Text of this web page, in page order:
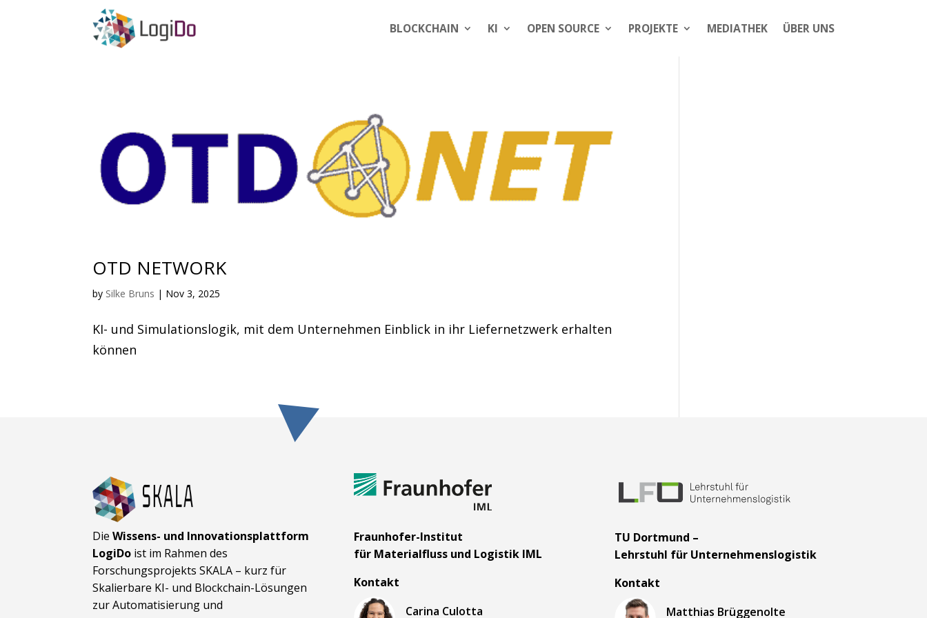
BLOCKCHAIN KI OPEN SOURCE PROJEKTE MEDIATHEK ÜBER UNS
OTD NETWORK
by Silke Bruns | Nov 3, 2025
KI- und Simulationslogik, mit dem Unternehmen Einblick in ihr Liefernetzwerk erhalten
können
DieWissens- und Innovationsplattform
LogiDo ist im Rahmen des
Forschungsprojekts SKALA – kurz für
Skalierbare KI- und Block­chain-Lösungen
zur Automatisierung und
Fraunhofer-Institut
für Materialfluss und Logistik IML
Kontakt
Carina Culotta
TU Dortmund –
Lehrstuhl für Unternehmenslogistik
Kontakt
Matthias Brüggenolte